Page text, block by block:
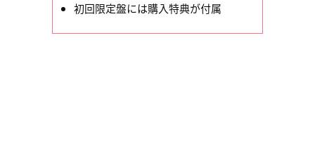
初回限定盤には購入特典が付属